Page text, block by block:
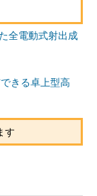
全電動式射出成
きる卓上型高
す